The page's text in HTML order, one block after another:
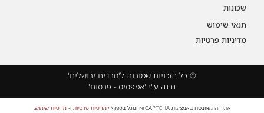
שכונות
תנאי שימוש
מדיניות פרטיות
© כל הזכויות שמורות ל'חרדים ירושלים'
נבנה ע"י 'אמפסיס - פרסום'
אתר זה מאובטח באמצעות reCAPTCHA וגוגל בכפוף למדיניות פרטיות ו-מדיניות שימוש